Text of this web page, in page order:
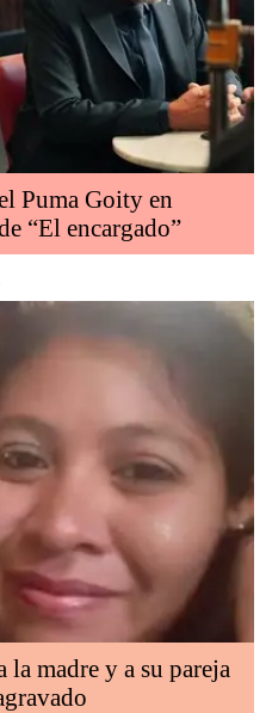
Puma Goity en
“El encargado”
madre y a su pareja